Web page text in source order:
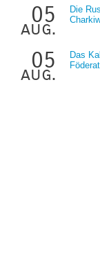
05
aug.
Die
05
aug.
Das